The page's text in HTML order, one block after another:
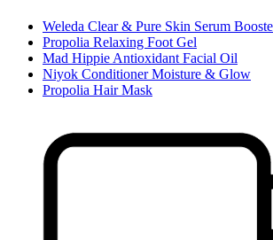
Weleda Clear & Pure Skin Serum
Propolia Relaxing Foot Gel
Mad Hippie Antioxidant Facial Oil
Niyok Conditioner Moisture & Glow
Propolia Hair Mask